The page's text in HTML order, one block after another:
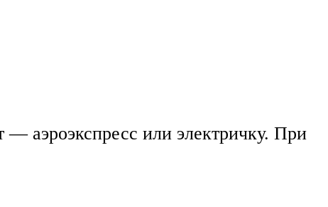
— аэроэкспресс или электричку. При